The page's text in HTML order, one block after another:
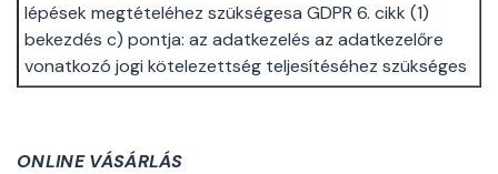
lépések megtételéhez szükségesa GDPR 6. cikk (1)
bekezdés c) pontja: az adatkezelés az adatkezelőre
vonatkozó jogi kötelezettség teljesítéséhez szükséges
ONLINE VÁSÁRLÁS